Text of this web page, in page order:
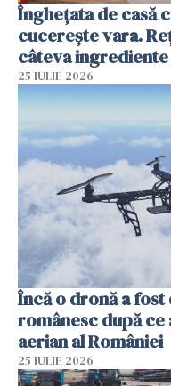
Înghețata de casă
cucerește vara.
câteva ingrediente
25 IULIE 2026
Încă o dronă a fost
românesc după
aerian al României
25 IULIE 2026